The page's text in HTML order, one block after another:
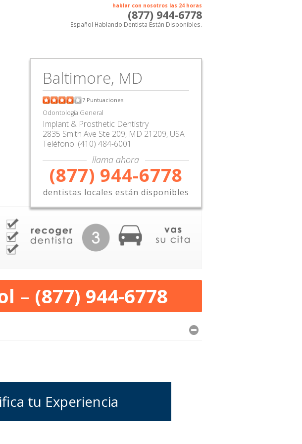
hablar con nosotros las 24 horas
(877) 944-6778
Español Hablando Dentista Están Disponibles.
Baltimore, MD
7 Puntuaciones
Odontología General
Implant & Prosthetic Dentistry
2835 Smith Ave Ste 209, MD 21209, USA
Teléfono: (410) 484-6001
llama ahora
(877) 944-6778
dentistas locales están disponibles
– (877) 944-6778
tu Experiencia